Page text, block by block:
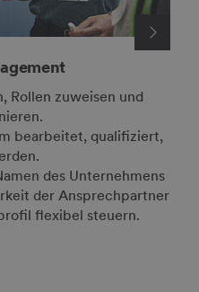
Rollen zuweisen und
bearbeitet, qualifiziert,
des Unternehmens
der Ansprechpartner
flexibel steuern.